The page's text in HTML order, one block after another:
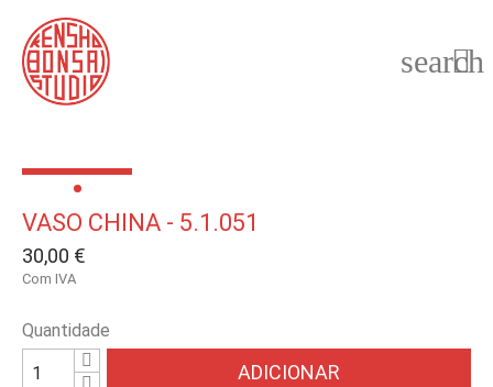

search
VASO CHINA - 5.1.051
30,00 €
Com IVA
Quantidade
ADICIONAR